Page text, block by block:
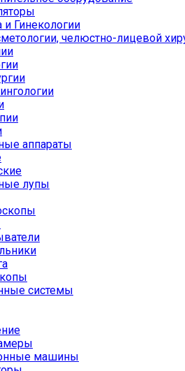
Гинекологии
челюстно-лицевой
аппараты
лупы
системы
машины